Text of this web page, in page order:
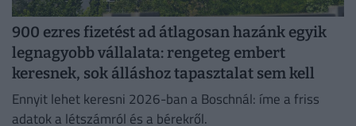
900 ezres fizetést ad átlagosan hazánk egyik
legnagyobb vállalata: rengeteg embert
keresnek, sok álláshoz tapasztalat sem kell
Ennyit lehet keresni 2026-ban a Boschnál: íme a friss
adatok a létszámról és a bérekről.